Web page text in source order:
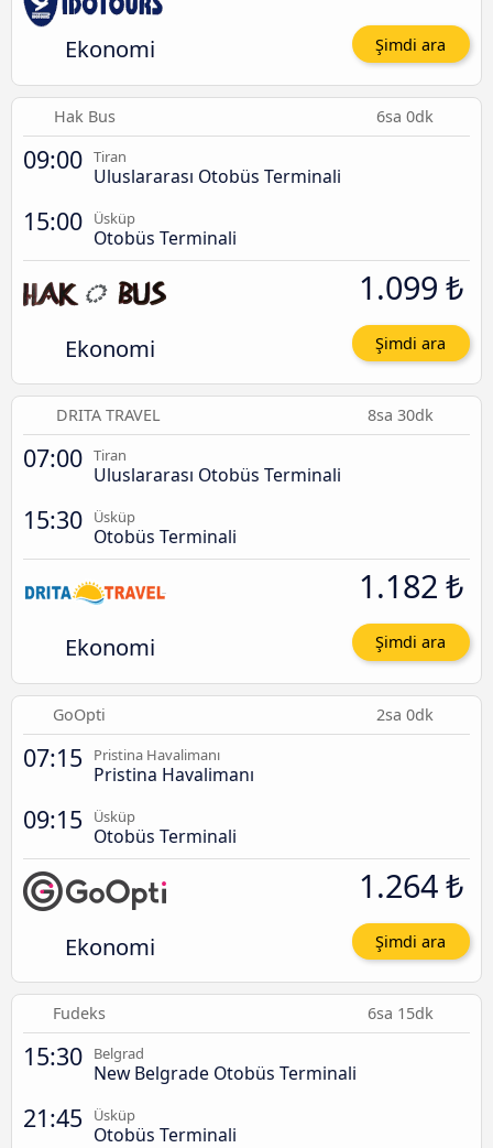
Ekonomi Şimdi ara
Hak Bus 6sa 0dk
09:00 Tiran
Uluslararası Otobüs Terminali
15:00 Üsküp
Otobüs Terminali
Ekonomi
1.099 ₺
Şimdi ara
DRITA TRAVEL 8sa 30dk
07:00 Tiran
Uluslararası Otobüs Terminali
15:30 Üsküp
Otobüs Terminali
Ekonomi
1.182 ₺
Şimdi ara
GoOpti 2sa 0dk
07:15 Pristina Havalimanı
Pristina Havalimanı
09:15 Üsküp
Otobüs Terminali
Ekonomi
1.264 ₺
Şimdi ara
Fudeks 6sa 15dk
15:30 Belgrad
New Belgrade Otobüs Terminali
21:45 Üsküp
Otobüs Terminali